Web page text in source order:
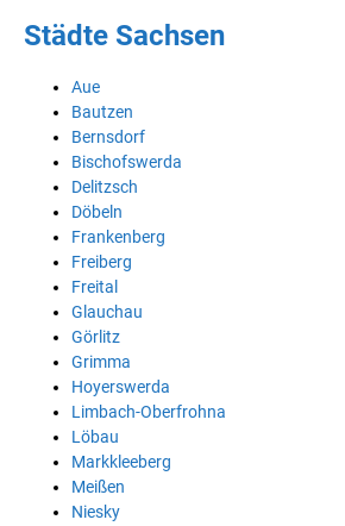
Städte Sachsen
Aue
Bautzen
Bernsdorf
Bischofswerda
Delitzsch
Döbeln
Frankenberg
Freiberg
Freital
Glauchau
Görlitz
Grimma
Hoyerswerda
Limbach-Oberfrohna
Löbau
Markkleeberg
Meißen
Niesky